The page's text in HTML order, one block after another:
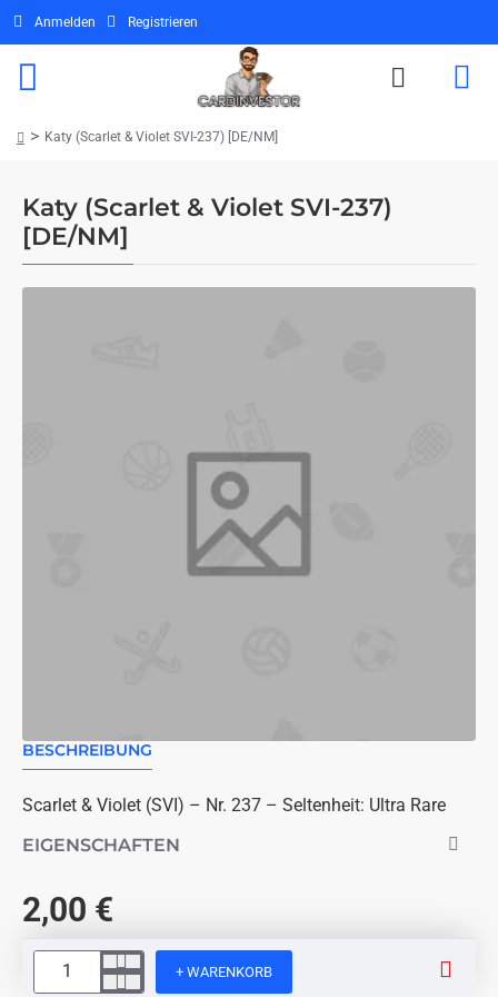
Anmelden Registrieren
Katy (Scarlet & Violet SVI-237)
[DE/NM]
Katy (Scarlet & Violet SVI-237) [DE/NM]
BESCHREIBUNG
Scarlet & Violet (SVI) – Nr. 237 – Seltenheit: Ultra Rare
EIGENSCHAFTEN
2,00 €
+ WARENKORB